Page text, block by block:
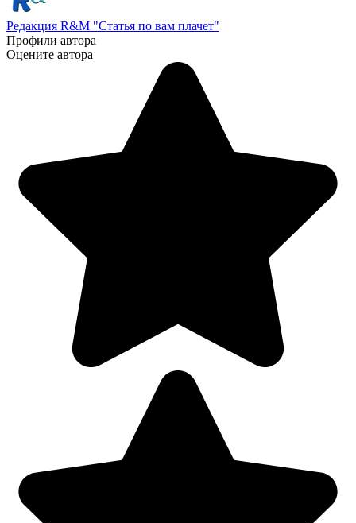
Редакция R&M "Статья по вам плачет"
Профили автора
Оцените автора